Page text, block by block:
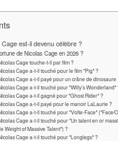
est-il devenu célèbre ?
de Nicolas Cage en 2026 ?
Cage touche-t-il par film ?
Cage a-t-il touché pour le film *Pig* ?
Cage a-t-il payé pour un crâne de dinosaure
Cage a-t-il touché pour *Willy’s Wonderland*
Cage a-t-il gagné pour *Ghost Rider* ?
Cage a-t-il payé pour le manoir LaLaurie ?
Cage a-t-il touché pour *Volte-Face* (*Face/
Cage a-t-il touché pour *Un talent en or
Weight of Massive Talent*) ?
Cage a-t-il touché pour *Longlegs* ?